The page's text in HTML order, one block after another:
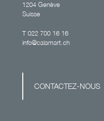
1204 Genève
Suisse
T 022 700 16 16
info@calamart.ch
CONTACTEZ-NOUS